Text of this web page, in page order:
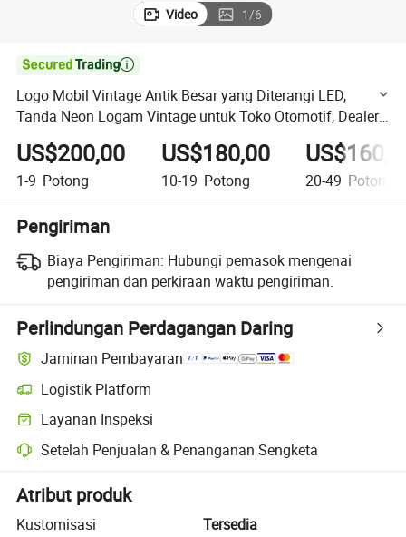
Video 1/6

Logo Mobil Vintage Antik Besar yang Diterangi LED,
Tanda Neon Logam Vintage untuk Toko Otomotif, Dealer
Mobil, Iklan Luar Ruangan, Tanda Bisnis Listrik
US$200,00
1-9 Potong
US$180,00
10-19 Potong 20-49 Potong
Pengiriman
Biaya Pengiriman: Hubungi pemasok mengenai
pengiriman dan perkiraan waktu pengiriman.
Perlindungan Perdagangan Daring
Jaminan Pembayaran
Logistik Platform
Pelacakan pengiriman yang lebih jelas dengan logistik yang
Layanan Inspeksi
Pemeriksaan pra-pengiriman opsional untuk pemeriksaan kualitas
Setelah Penjualan & Penanganan Sengketa
Penyelesaian sengketa yang dibantu platform, termasuk
Atribut produk
Kustomisasi
Tersedia